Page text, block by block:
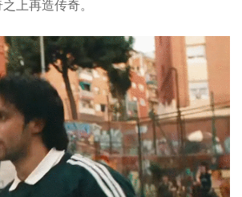
上再造传奇。